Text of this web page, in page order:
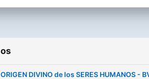
DIVINO de los SERES HUMANOS -